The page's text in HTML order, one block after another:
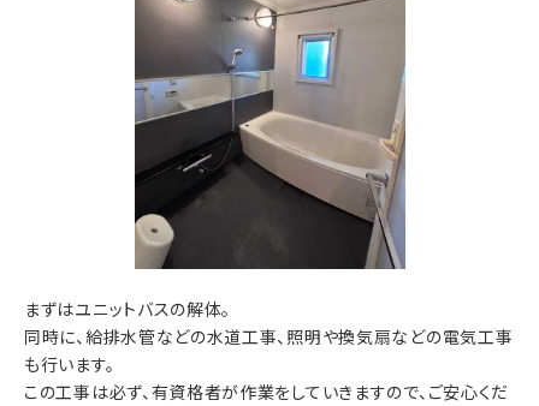
まずはユニットバスの解体。
同時に、給排水管などの水道工事、照明や換気扇などの電気工事
も行います。
この工事は必ず、有資格者が作業をしていきますので、ご安心くだ